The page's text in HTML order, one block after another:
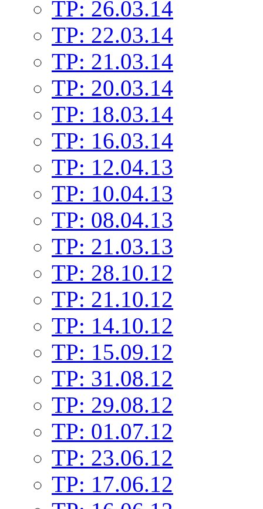
TP: 26.03.14
TP: 22.03.14
TP: 21.03.14
TP: 20.03.14
TP: 18.03.14
TP: 16.03.14
TP: 12.04.13
TP: 10.04.13
TP: 08.04.13
TP: 21.03.13
TP: 28.10.12
TP: 21.10.12
TP: 14.10.12
TP: 15.09.12
TP: 31.08.12
TP: 29.08.12
TP: 01.07.12
TP: 23.06.12
TP: 17.06.12